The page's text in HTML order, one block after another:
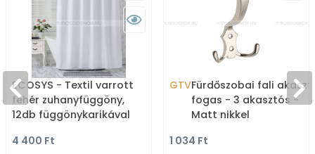
ECOSYS - Textil varrott
fehér zuhanyfüggöny,
12db függönykarikával
4 400 Ft
GTVFürdőszobai fali
fogas - 3 akasztós -
Matt nikkel
1 034 Ft